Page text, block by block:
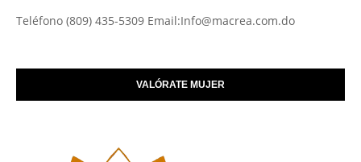
Teléfono (809) 435-5309 Email:Info@macrea.com.do
VALÓRATE MUJER